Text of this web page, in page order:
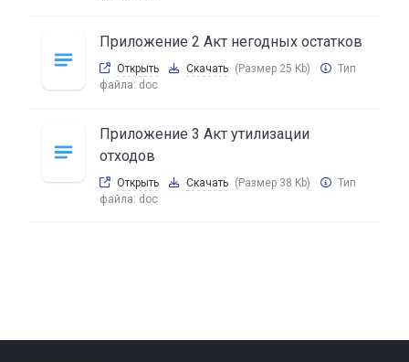
Приложение 2 Акт негодных остатков
Открыть Скачать (Размер 25 Kb)
Тип
файла: doc
Приложение 3 Акт утилизации
отходов
Открыть Скачать (Размер 38 Kb)
Тип
файла: doc